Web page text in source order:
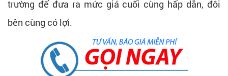
trường để đưa ra mức giá cuối cùng hấp dẫn, đôi
bên cùng có lợi.